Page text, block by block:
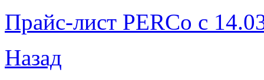
Прайс-лист PERCo с
Назад